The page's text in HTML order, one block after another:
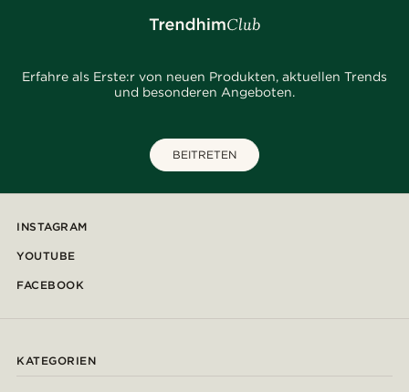
Erfahre als Erste:r von neuen Produkten, aktuellen Trends
und besonderen Angeboten.
BEITRETEN
INSTAGRAM
YOUTUBE
FACEBOOK
KATEGORIEN